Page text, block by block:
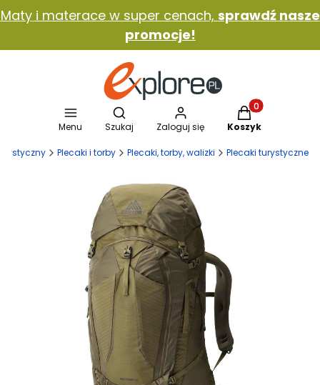
Maty i materace w super cenach, sprawdź nasze
promocje!
Menu
Otwórz wyszukiwarkę
Szukaj Zaloguj się
Produkty w
Koszyk
Plecaki i torby Plecaki, torby, walizki Plecaki turystyczne